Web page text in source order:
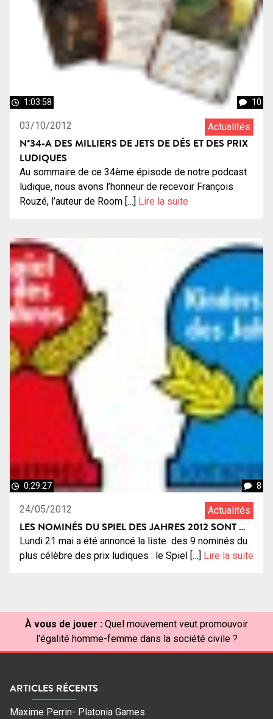
1:03:58 10
03/10/2012 Actualités
N°34-A DES MILLIERS DE JETS DE DÉS ET DES PRIX
LUDIQUES
Au sommaire de ce 34ème épisode de notre podcast
ludique, nous avons l’honneur de recevoir François
Rouzé, l’auteur de Room […] Lire la suite
0:29:27 8
24/05/2012 Actualités
LES NOMINÉS DU SPIEL DES JAHRES 2012 SONT …
Lundi 21 mai a été annoncé la liste des 9 nominés du
plus célèbre des prix ludiques : le Spiel […] Lire la suite
À vous de jouer : Quel mouvement veut promouvoir
l'égalité homme-femme dans la société civile ?
ARTICLES RÉCENTS
Maxime Perrin- Platonia Games